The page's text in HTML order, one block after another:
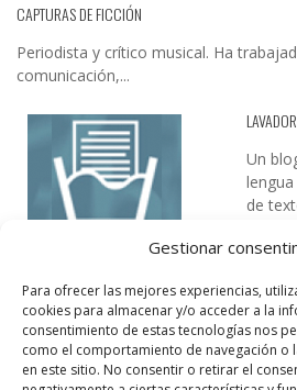
Gestionar
Para ofrecer las mejores experiencias,
cookies para almacenar y/o acceder a la
consentimiento de estas tecnologías nos
como el comportamiento de navegación o
en este sitio. No consentir o retirar el
CAPTURAS DE FICCIÓN
Periodista y crítico musical. Ha
comunicación,...
Un
de
DESIREE MARTÍN